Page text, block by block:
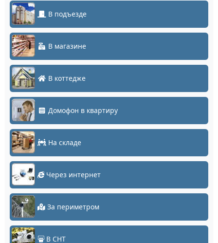
В подъезде
В магазине
В коттедже
Домофон в квартиру
На складе
Через интернет
За периметром
В СНТ